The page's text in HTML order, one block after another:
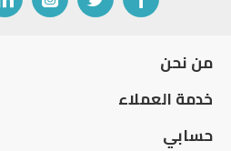
من نحن
خدمة العملاء
حسابي